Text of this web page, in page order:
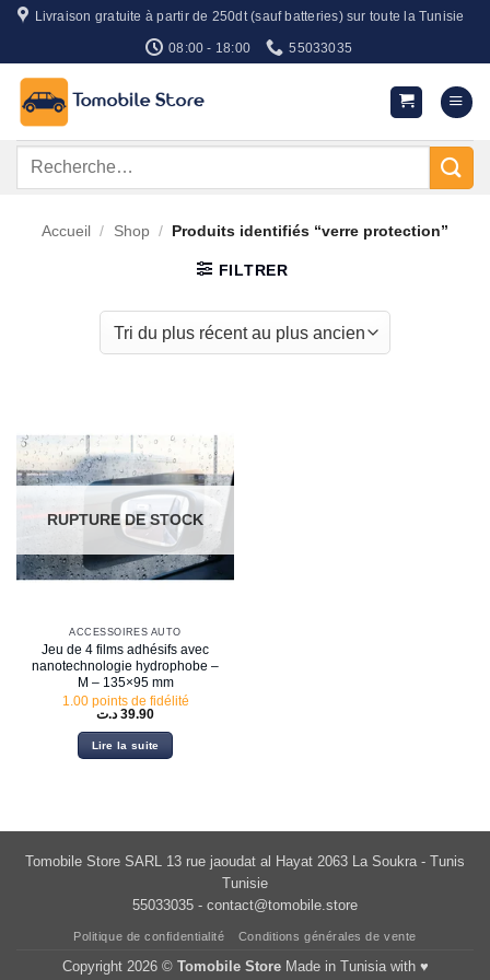
Passer
contenu
Livraison gratuite à partir de 250dt (sauf batteries) sur toute la Tunisie
08:00 - 18:00 55033035
Recherche
Accueil / Shop / Produits identifiés “verre protection”
FILTRER
RUPTURE DE STOCK
ACCESSOIRES AUTO
Jeu de 4 films adhésifs avec
nanotechnologie hydrophobe –
M – 135×95 mm
1.00 points de fidélité
39.90 د.ت
Lire la suite
Tomobile Store SARL 13 rue jaoudat al Hayat 2063 La Soukra - Tunis
Tunisie
55033035 - contact@tomobile.store
Politique de confidentialité Conditions générales de vente
Copyright 2026 © Tomobile StoreMade in Tunisia with ♥